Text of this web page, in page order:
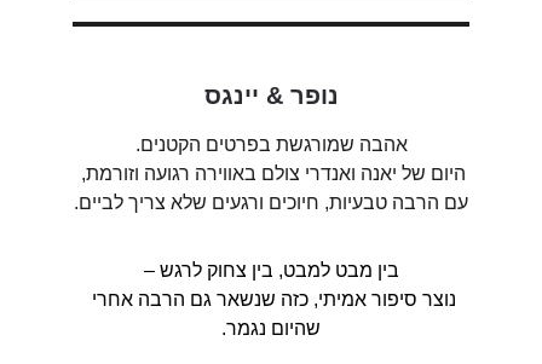
נופר & יינגס
אהבה שמורגשת בפרטים הקטנים.
היום של יאנה ואנדרי צולם באווירה רגועה וזורמת,
עם הרבה טבעיות, חיוכים ורגעים שלא צריך לביים.
בין מבט למבט, בין צחוק לרגש –
נוצר סיפור אמיתי, כזה שנשאר גם הרבה אחרי
שהיום נגמר.